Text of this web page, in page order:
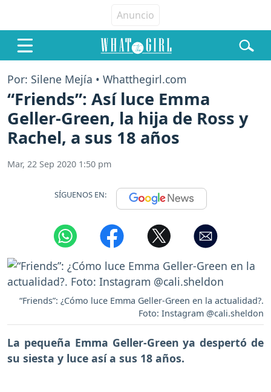
Por: Silene Mejía • Whatthegirl.com
“Friends”: Así luce Emma
Geller-Green, la hija de Ross y
Rachel, a sus 18 años
Mar, 22 Sep 2020 1:50 pm
SÍGUENOS EN:
“Friends”: ¿Cómo luce Emma Geller-Green en la actualidad?.
Foto: Instagram @cali.sheldon
La pequeña Emma Geller-Green ya despertó de
su siesta y luce así a sus 18 años.